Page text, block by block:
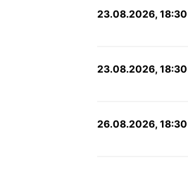
23.08.2026, 18:30
23.08.2026, 18:30
26.08.2026, 18:30